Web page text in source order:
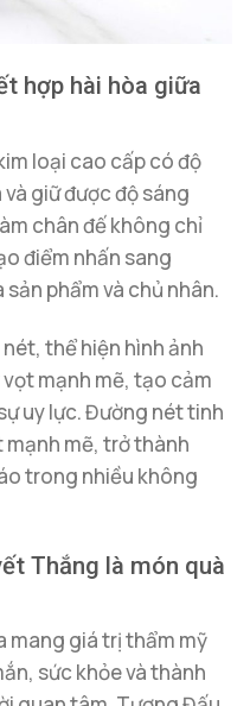
hợp hài hòa giữa
loại cao cấp có độ
giữ được độ sáng
chân đế không chỉ
điểm nhấn sang
phẩm và chủ nhân.
thể hiện hình ảnh
mạnh mẽ, tạo cảm
uy lực. Đường nét tinh
mẽ, trở thành
trong nhiều không
Thắng là món quà
mang giá trị thẩm mỹ
sức khỏe và thành